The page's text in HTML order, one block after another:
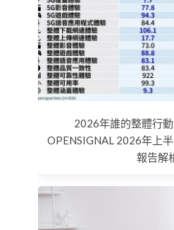
2026年誰的整體行
OPENSIGNAL 2026年上
報告解